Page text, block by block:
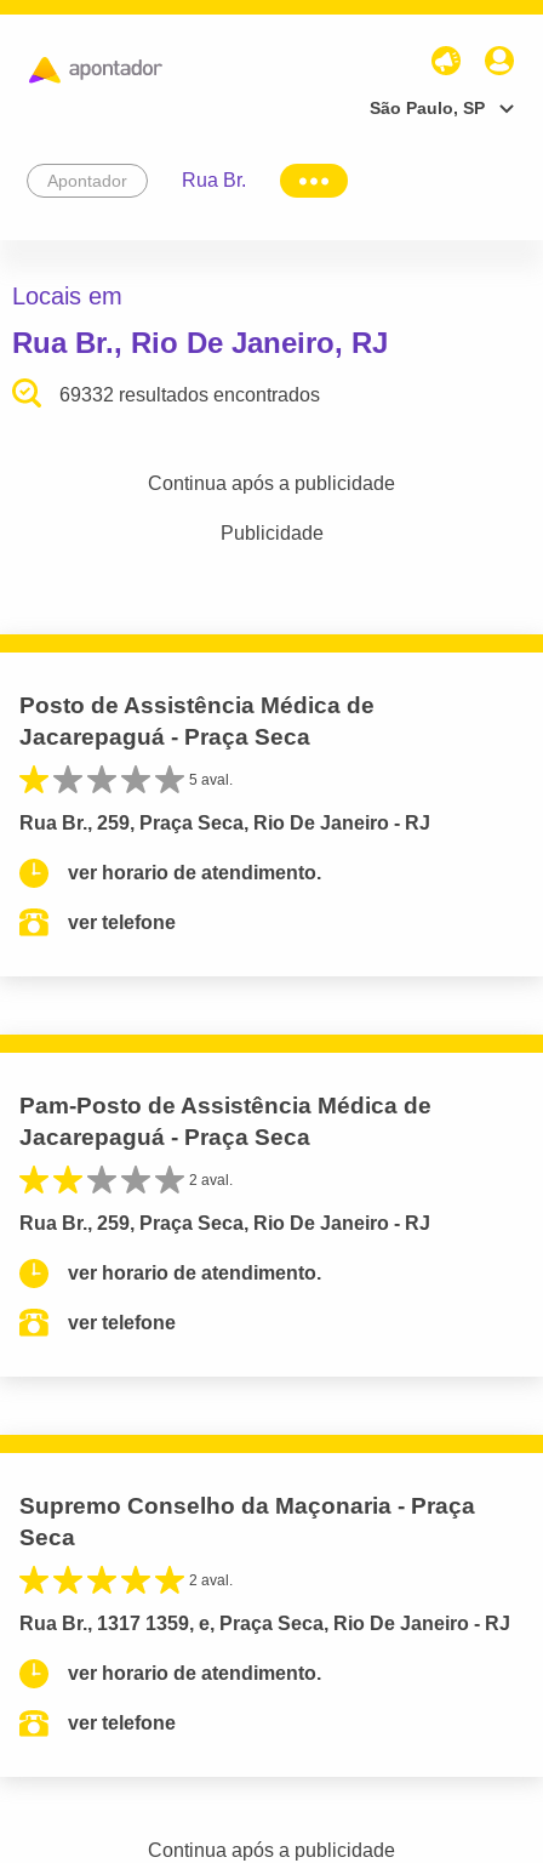
São Paulo, SP
Apontador Rua Br.
Locais em
Rua Br., Rio De Janeiro, RJ
69332 resultados encontrados
Continua após a publicidade
Publicidade
Posto de Assistência Médica de
Jacarepaguá - Praça Seca
5 aval.
Rua Br., 259, Praça Seca, Rio De Janeiro - RJ
ver horario de atendimento.
ver telefone
Pam-Posto de Assistência Médica de
Jacarepaguá - Praça Seca
2 aval.
Rua Br., 259, Praça Seca, Rio De Janeiro - RJ
ver horario de atendimento.
ver telefone
Supremo Conselho da Maçonaria - Praça
Seca
2 aval.
Rua Br., 1317 1359, e, Praça Seca, Rio De Janeiro - RJ
ver horario de atendimento.
ver telefone
Continua após a publicidade